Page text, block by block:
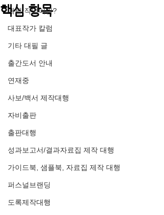
대필 작업이란?
대표작가 칼럼
기타 대필 글
출간도서 안내
연재중
사보/백서 제작대행
자비출판
출판대행
성과보고서/결과자료집 제작 대행
가이드북, 샘플북, 자료집 제작 대행
퍼스널브랜딩
도록제작대행
핵심 항목